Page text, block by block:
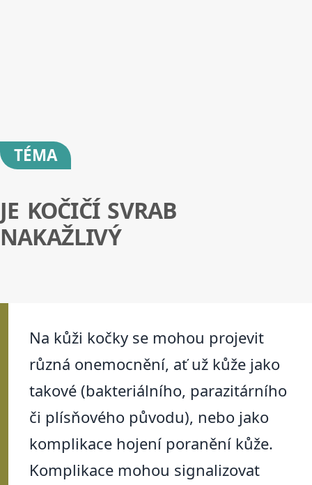
TÉMA
JE KOČIČÍ SVRAB
NAKAŽLIVÝ
Na kůži kočky se mohou projevit
různá onemocnění, ať už kůže jako
takové (bakteriálního, parazitárního
či plísňového původu), nebo jako
komplikace hojení poranění kůže.
Komplikace mohou signalizovat